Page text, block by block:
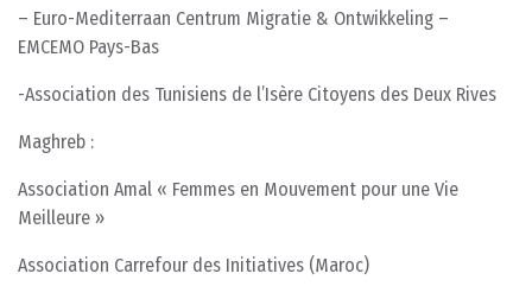
– Euro-Mediterraan Centrum Migratie & Ontwikkeling –
EMCEMO Pays-Bas
-Association des Tunisiens de l’Isère Citoyens des Deux Rives
Maghreb :
Association Amal « Femmes en Mouvement pour une Vie
Meilleure »
Association Carrefour des Initiatives (Maroc)